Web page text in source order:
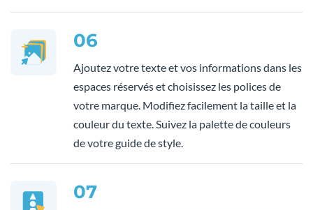
06
Ajoutez votre texte et vos informations dans les
espaces réservés et choisissez les polices de
votre marque. Modifiez facilement la taille et la
couleur du texte. Suivez la palette de couleurs
de votre guide de style.
07